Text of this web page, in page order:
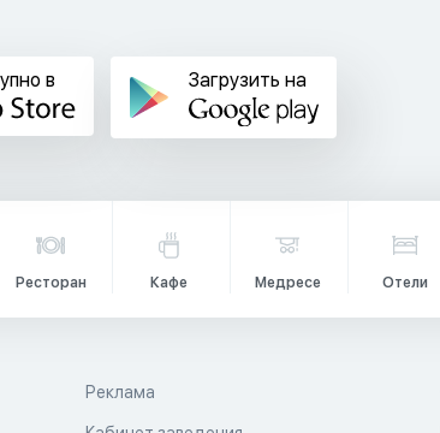
в Загрузить на
Ресторан Кафе Медресе Отели
Реклама